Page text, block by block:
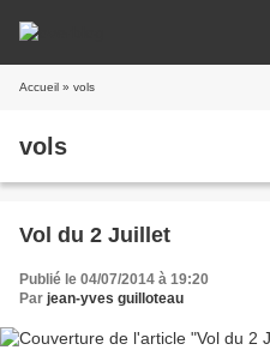
Accueil » vols
vols
Vol du 2 Juillet
Publié le 04/07/2014 à 19:20
Par jean-yves guilloteau